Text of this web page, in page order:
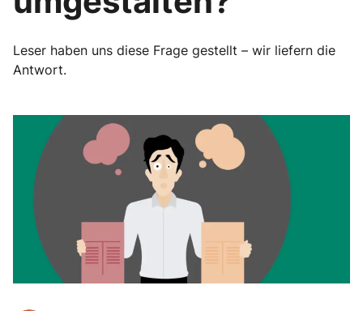
Leser haben uns diese Frage gestellt – wir liefern die
Antwort.